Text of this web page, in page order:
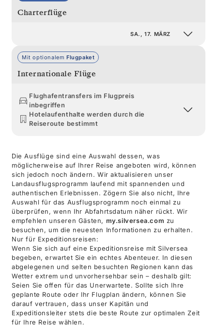
Charterflüge
SA., 17. MÄRZ
Mit optionalem Flugpaket
Internationale Flüge
Flughafentransfers im Flugpreis
inbegriffen
Hotelaufenthalte werden durch die
Reiseroute bestimmt
Die Ausflüge sind eine Auswahl dessen, was
möglicherweise auf Ihrer Reise angeboten wird, können
sich jedoch noch ändern. Wir aktualisieren unser
Landausflugsprogramm laufend mit spannenden und
authentischen Erlebnissen. Zögern Sie also nicht, Ihre
Auswahl für das Ausflugsprogramm noch einmal zu
überprüfen, wenn Ihr Abfahrtsdatum näher rückt. Wir
empfehlen unseren Gästen, my.silversea.com zu
besuchen, um die neuesten Informationen zu erhalten.
Nur für Expeditionsreisen:
Wenn Sie sich auf eine Expeditionsreise mit Silversea
begeben, erwartet Sie ein echtes Abenteuer. In diesen
abgelegenen und selten besuchten Regionen kann das
Wetter extrem und unvorhersehbar sein – deshalb gilt:
Seien Sie offen für das Unerwartete. Sollte sich Ihre
geplante Route oder Ihr Flugplan ändern, können Sie
darauf vertrauen, dass unser Kapitän und
Expeditionsleiter stets die beste Route zur optimalen Zeit
für Ihre Reise wählen.